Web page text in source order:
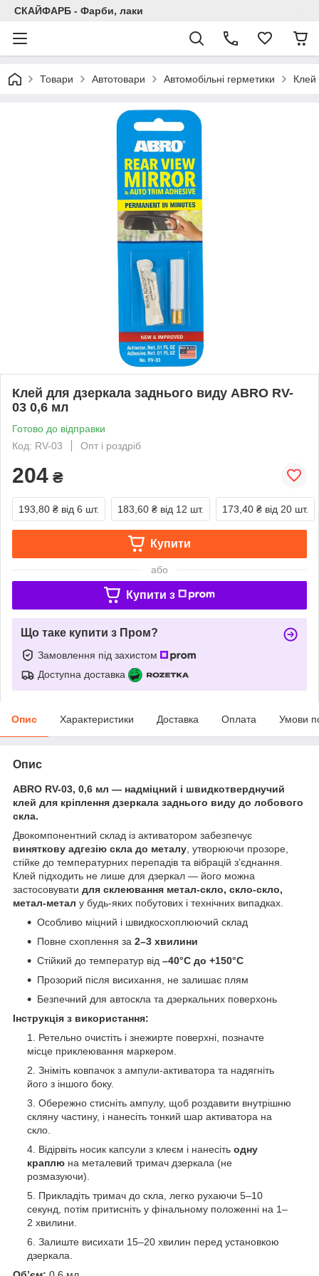
СКАЙФАРБ - Фарби, лаки
Товари Автотовари Автомобільні герметики Клей
Клей для дзеркала заднього виду ABRO RV-
03 0,6 мл
Готово до відправки
Код: RV-03
Опт і роздріб
204 ₴
193,80 ₴ від 6 шт. 183,60 ₴ від 12 шт. 173,40 ₴ від 20 шт.
Купити
або
Купити з
Що таке купити з Пром?
Замовлення під захистом
Доступна доставка
Опис Характеристики Доставка Оплата Умови
Опис
ABRO RV-03, 0,6 мл — надміцний і швидкотверднучий
клей для кріплення дзеркала заднього виду до лобового
скла.
Двокомпонентний склад із активатором забезпечує
виняткову адгезію скла до металу , утворюючи прозоре,
стійке до температурних перепадів та вібрацій з’єднання.
Клей підходить не лише для дзеркал — його можна
застосовувати для склеювання метал-скло, скло-скло,
метал-метал у будь-яких побутових і технічних випадках.
Особливо міцний і швидкосхоплюючий склад
Повне схоплення за 2–3 хвилини
Стійкий до температур від –40°C до +150°C
Прозорий після висихання, не залишає плям
Безпечний для автоскла та дзеркальних поверхонь
Інструкція з використання:
Ретельно очистіть і знежирте поверхні, позначте
місце приклеювання маркером.
Зніміть ковпачок з ампули-активатора та надягніть
його з іншого боку.
Обережно стисніть ампулу, щоб роздавити внутрішню
скляну частину, і нанесіть тонкий шар активатора на
скло.
Відірвіть носик капсули з клеєм і нанесіть одну
краплю на металевий тримач дзеркала (не
розмазуючи).
Прикладіть тримач до скла, легко рухаючи 5–10
секунд, потім притисніть у фінальному положенні на 1–
2 хвилини.
Залиште висихати 15–20 хвилин перед установкою
дзеркала.